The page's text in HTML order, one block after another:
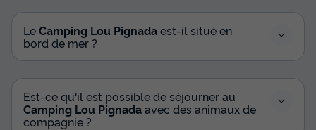
Meilleur prix pour 7 nuits
539 €
378 €
Prix de comparaison
d'économie
Voir les disponibilités
LeCamping Lou Pignadaest-il situé en
bord de mer ?
Est-ce qu'il est possible de séjourner au
Camping Lou Pignadaavec des animaux de
compagnie ?